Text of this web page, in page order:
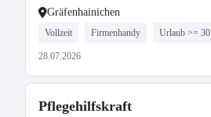
Gräfenhainichen
Vollzeit Firmenhandy Urlaub >= 30
28.07.2026
Pflegehilfskraft